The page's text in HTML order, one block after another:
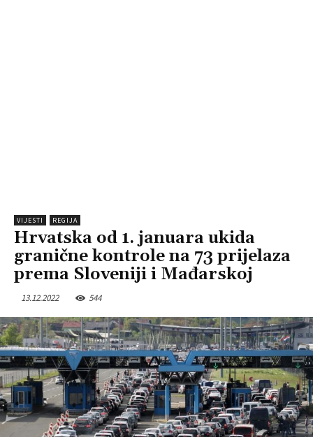
VIJESTI REGIJA
Hrvatska od 1. januara ukida
granične kontrole na 73 prijelaza
prema Sloveniji i Mađarskoj
13.12.2022 544